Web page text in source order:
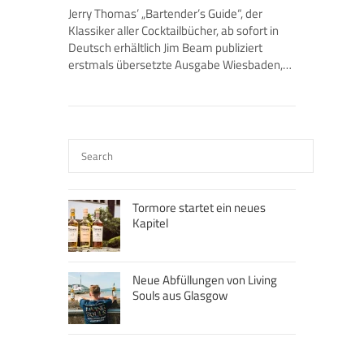
Jerry Thomas’ „Bartender’s Guide“, der
Klassiker aller Cocktailbücher, ab sofort in
Deutsch erhältlich Jim Beam publiziert
erstmals übersetzte Ausgabe Wiesbaden,…
Tormore startet ein neues
Kapitel
Neue Abfüllungen von Living
Souls aus Glasgow